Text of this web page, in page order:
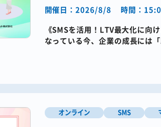
開催日：2026/8/8 時間：
《SMSを活用！LTV最大化に向
なっている今、企業の成長には
オンライン SMS